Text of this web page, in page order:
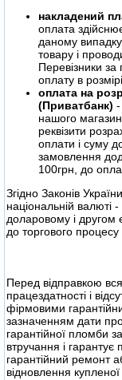
накладений
оплата
даному
товару і
Перевізники
оплату в
оплата на
(Приватбанк)
нашого
реквізити
оплати і суму
замовлення
100грн, до
Згідно Законів
національній валюті
доларовому і другом
до торгового
Перед відправкою
працездатності і
фірмовими
зазначенням дати
гарантійної пломби
втручання і
гарантійний ремонт
відновлення купленої